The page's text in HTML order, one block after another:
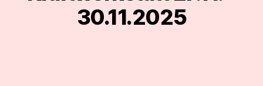
30.11.2025